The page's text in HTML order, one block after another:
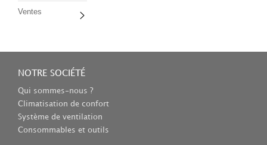
Ventes
NOTRE SOCIÉTÉ
Qui sommes-nous ?
Climatisation de confort
Système de ventilation
Consommables et outils